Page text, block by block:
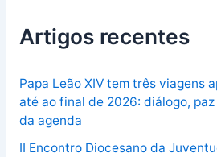
Artigos recentes
Papa Leão XIV tem três viagens
até ao final de 2026: diálogo,
da agenda
II Encontro Diocesano da